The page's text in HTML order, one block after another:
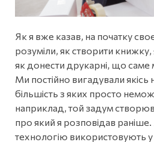
Як я вже казав, на початку
розуміли, як створити
як донести друкарні, що
Ми постійно вигадували якісь
більшість з яких просто
наприклад, той задум
про який я розповідав
технологію використовують у